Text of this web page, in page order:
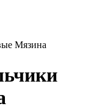
Мязина